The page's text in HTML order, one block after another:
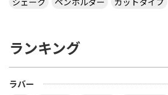
ランキング
ラバー